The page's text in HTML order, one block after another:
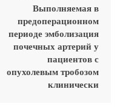
Выполняемая в
предоперационном
периоде эмболизация
почечных артерий у
пациентов с
опухолевым тробозом
клинически